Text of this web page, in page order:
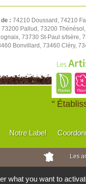
: 74210 Doussard, 74210
Pallud, 73200
73730 St-Paul s/
Bonvillard, 73460 Cléry,
"
Notre Label
Les
Horticulteurs
what you want to